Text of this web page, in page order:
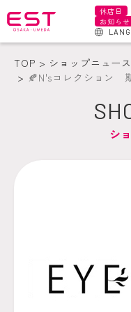
休店日
お知らせ
TOP
ショップニュース
🍂N'sコレクション
シ